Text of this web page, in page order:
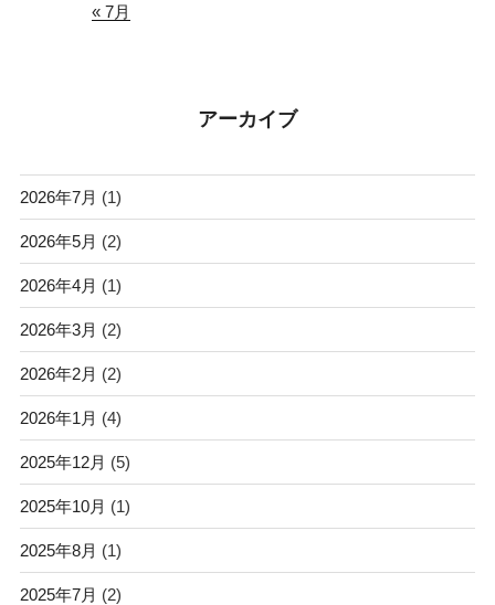
« 7月
アーカイブ
2026年7月 (1)
2026年5月 (2)
2026年4月 (1)
2026年3月 (2)
2026年2月 (2)
2026年1月 (4)
2025年12月 (5)
2025年10月 (1)
2025年8月 (1)
2025年7月 (2)